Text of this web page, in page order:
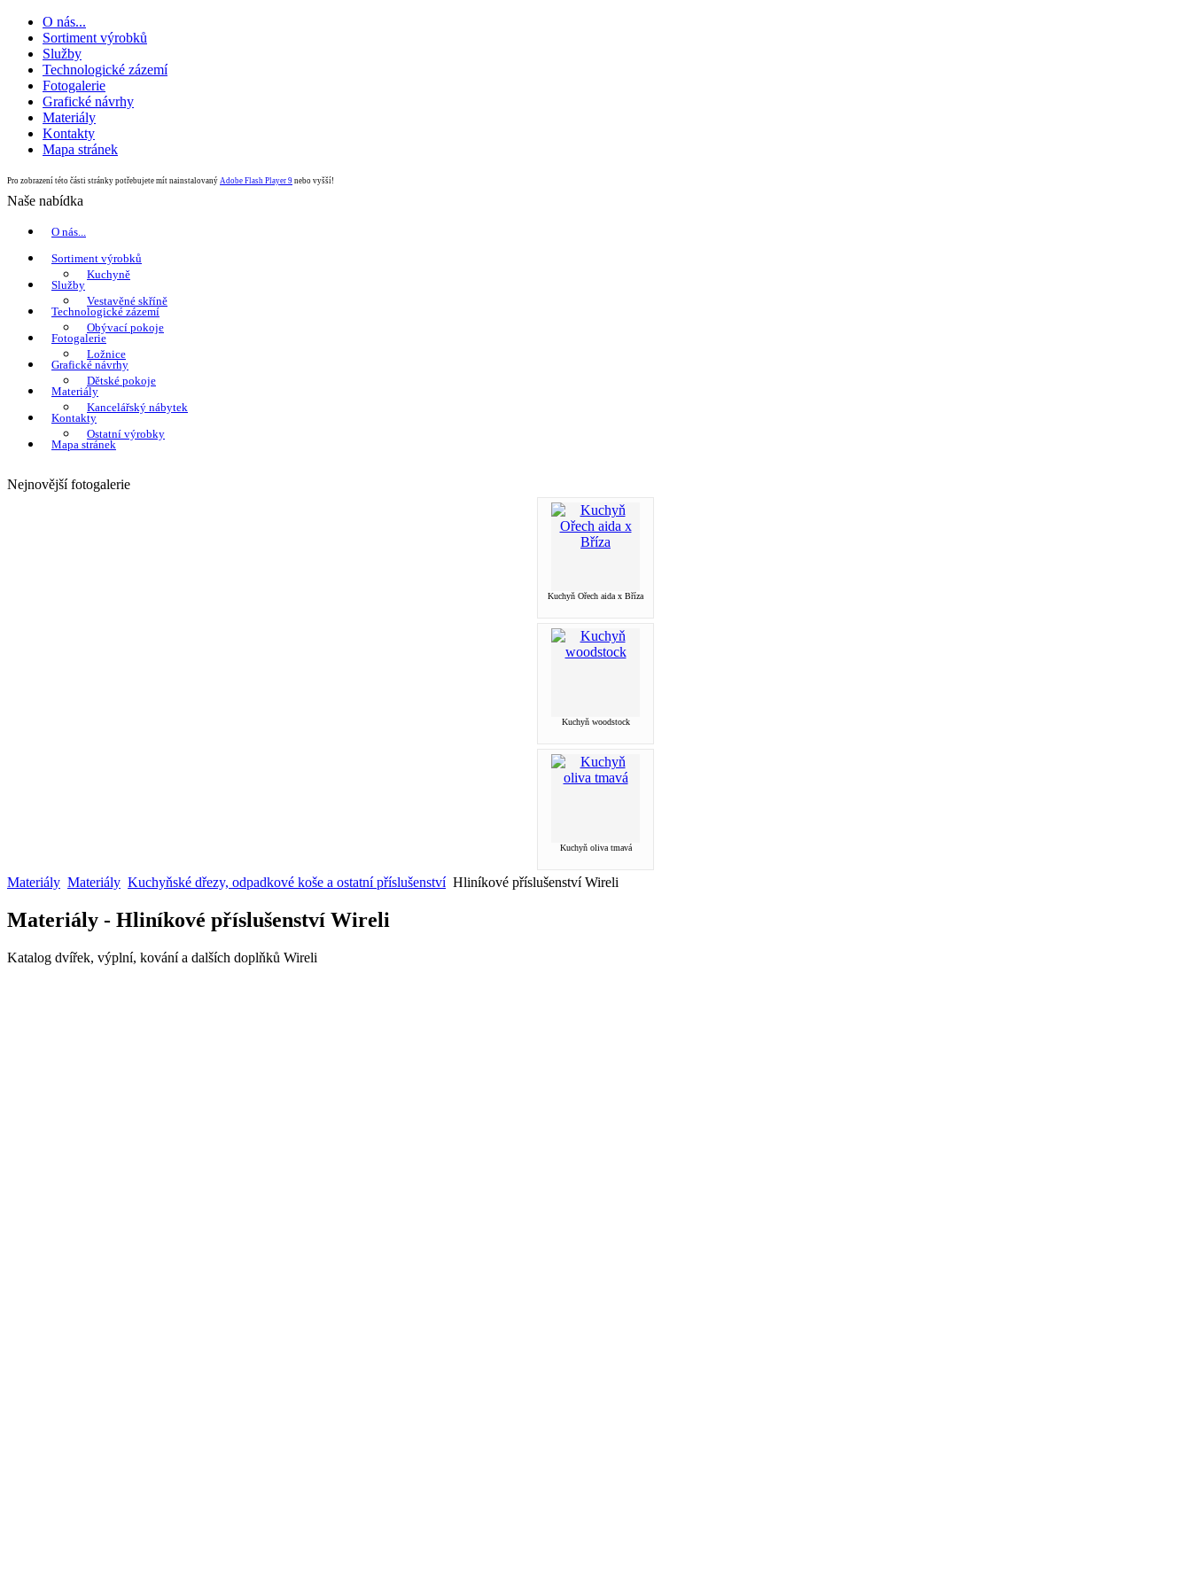
O nás...
Sortiment výrobků
Služby
Technologické zázemí
Fotogalerie
Grafické návrhy
Materiály
Kontakty
Mapa stránek
Pro zobrazení této části stránky potřebujete mít nainstalovaný Adobe Flash Player 9 nebo vyšší!
Naše nabídka
O nás...
Sortiment výrobků
Kuchyně
Vestavěné skříně
Obývací pokoje
Ložnice
Dětské pokoje
Kancelářský nábytek
Ostatní výrobky
Služby
Technologické zázemí
Fotogalerie
Grafické návrhy
Materiály
Kontakty
Mapa stránek
Nejnovější fotogalerie
Kuchyň Ořech aida x Bříza
Kuchyň woodstock
Kuchyň oliva tmavá
Materiály Materiály Kuchyňské dřezy, odpadkové koše a ostatní příslušenství Hliníkové příslušenství Wireli
Materiály - Hliníkové příslušenství Wireli
Katalog dvířek, výplní, kování a dalších doplňků Wireli